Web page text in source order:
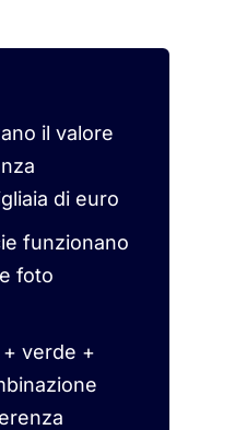
il valore
di euro
funzionano
foto
verde +